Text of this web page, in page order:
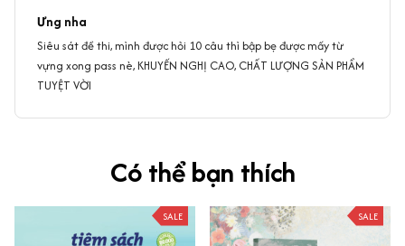
Ưng nha
Siêu sát đề thi, mình được hỏi 10 câu thì bập bẹ được mấy từ
vựng xong pass nè, KHUYẾN NGHỊ CAO, CHẤT LƯỢNG SẢN PHẨM
TUYỆT VỜI
Có thể bạn thích
SALE SALE